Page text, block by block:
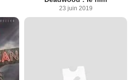
23 juin 2019